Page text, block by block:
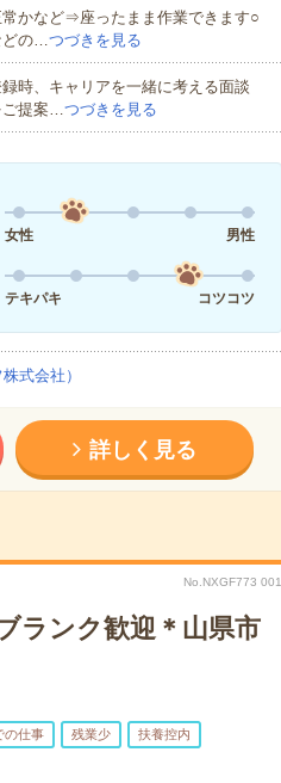
かなど⇒座ったまま作業できます○
どの…つづきを見る
時、キャリアを一緒に考える面談
ご提案…つづきを見る
女性
男性
テキパキ
コツコツ
式会社）
詳しく見る
No.NXGF773 001
ランク歓迎＊山県市
の仕事 残業少 扶養控内